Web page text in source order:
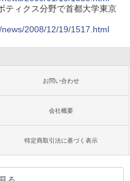
ティクス分野で首都大学東京
2008/12/19/1517.html
お問い合わせ
会社概要
特定商取引法に基づく表示